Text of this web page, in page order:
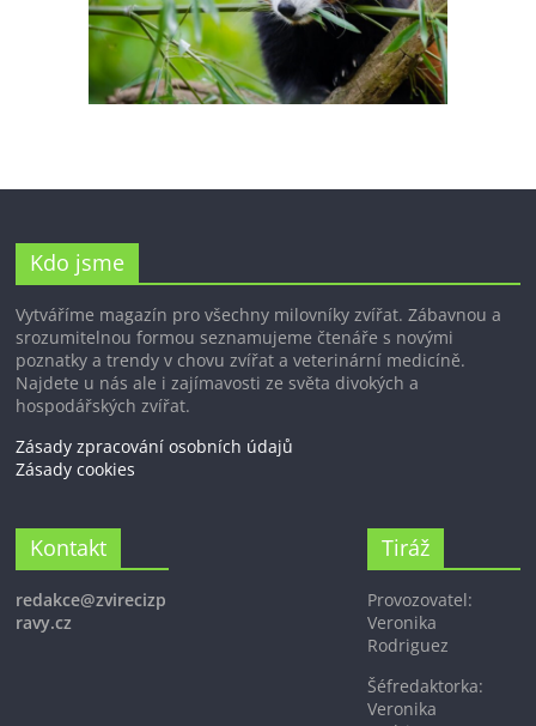
Kdo jsme
Vytváříme magazín pro všechny milovníky zvířat. Zábavnou a
srozumitelnou formou seznamujeme čtenáře s novými
poznatky a trendy v chovu zvířat a veterinární medicíně.
Najdete u nás ale i zajímavosti ze světa divokých a
hospodářských zvířat.
Zásady zpracování osobních údajů
Zásady cookies
Kontakt
redakce@zvirecizp
ravy.cz
Tiráž
Provozovatel:
Veronika
Rodriguez
Šéfredaktorka:
Veronika